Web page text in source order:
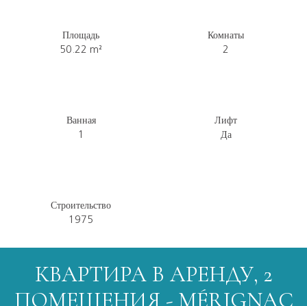
Площадь
50.22 m²
Комнаты
2
Ванная
1
Лифт
Да
Строительство
1975
КВАРТИРА В АРЕНДУ, 2
ПОМЕЩЕНИЯ - MÉRIGNAC